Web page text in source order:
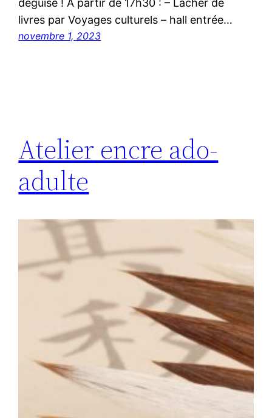
livres par Voyages culturels – hall entrée…
novembre 1, 2023
Atelier encre ado-
adulte